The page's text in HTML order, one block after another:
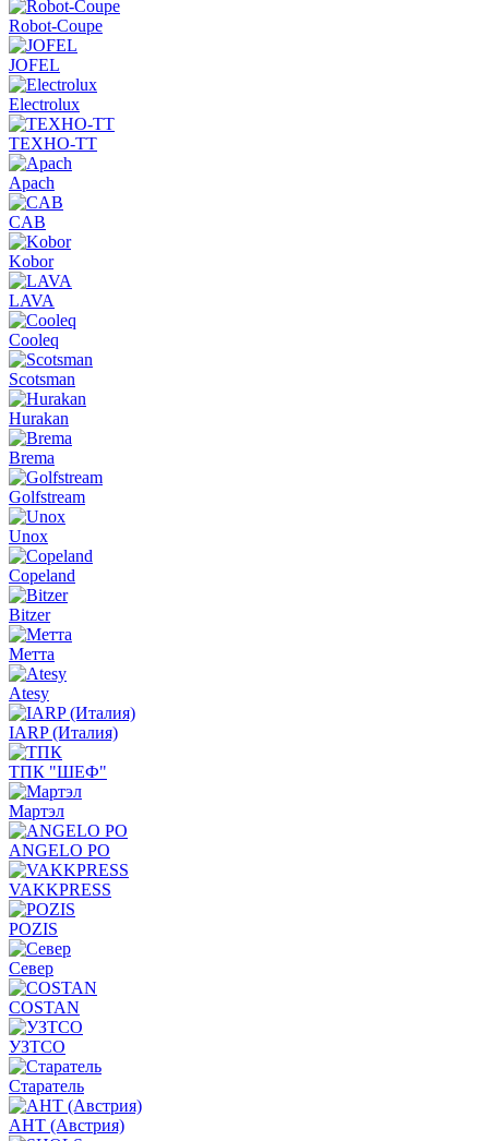
Robot-Coupe
JOFEL
Electrolux
ТЕХНО-ТТ
Apach
CAB
Kobor
LAVA
Cooleq
Scotsman
Hurakan
Brema
Golfstream
Unox
Copeland
Bitzer
Метта
Atesy
IARP (Италия)
ТПК "ШЕФ"
Мартэл
ANGELO PO
VAKKPRESS
POZIS
Север
COSTAN
УЗТСО
Старатель
АНТ (Австрия)